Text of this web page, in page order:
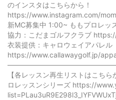
のインスタはこちらから！
https://www.instagram.com/
新MC募集中 1:00~ ももプロレッ
協力：こだまゴルフクラブ
衣装提供：キャロウェイアパレル
https://www.callawaygolf.jp/
【各レッスン再生リストはこち
ロレッスンシリーズ https://